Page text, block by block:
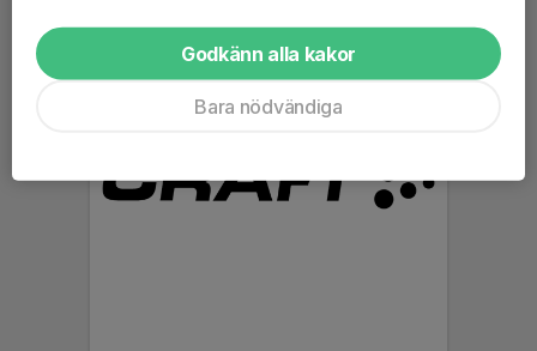
Godkänn alla kakor
Bara nödvändiga